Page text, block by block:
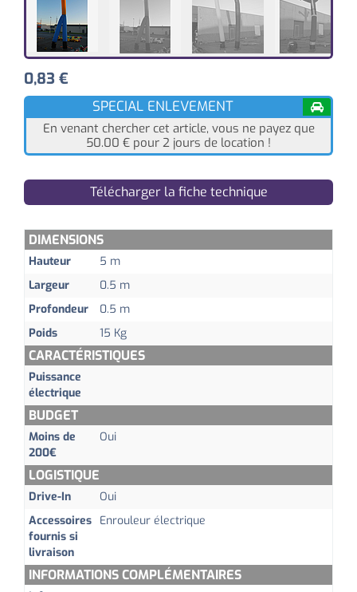
0,83 €
SPECIAL ENLEVEMENT
En venant chercher cet article, vous ne payez que
50.00 € pour 2 jours de location !
Télécharger la fiche technique
DIMENSIONS
Hauteur
5 m
Largeur
0.5 m
Profondeur
0.5 m
Poids
15 Kg
CARACTÉRISTIQUES
Puissance
électrique
BUDGET
Moins de
200€
Oui
LOGISTIQUE
Drive-In
Oui
Accessoires
fournis si
livraison
Enrouleur électrique
INFORMATIONS COMPLÉMENTAIRES